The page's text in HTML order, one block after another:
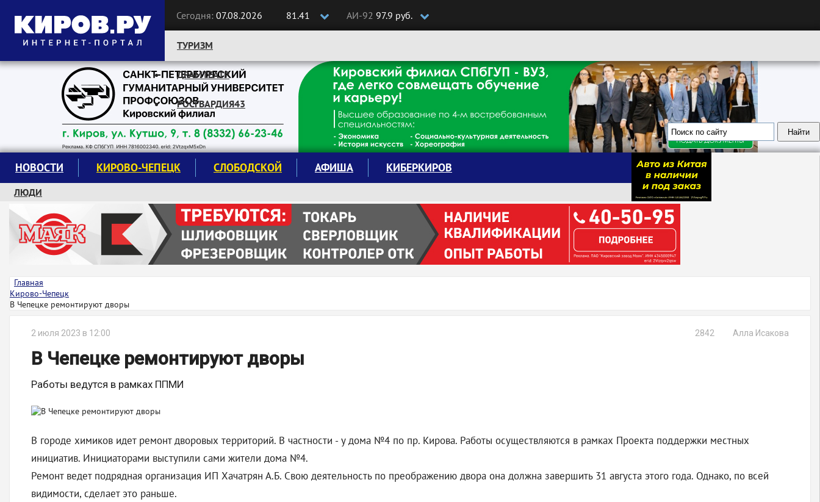
Сегодня: 07.08.2026 81.41 АИ-92 97.9 руб.
Следите за новостями:
ТУРИЗМ
ДРАМТЕАТР
РОСГВАРДИЯ43
НОВОСТИ КИРОВО-ЧЕПЕЦК СЛОБОДСКОЙ АФИША КИБЕРКИРОВ
ЛЮДИ
КРУЖКИ И СЕКЦИИ
ЗАВОДУ "МАЯК" 85 ЛЕТ
ЭКОЛОГИЯ
Главная
Кирово-Чепецк
В Чепецке ремонтируют дворы
2 июля 2023 в 12:00 Алла Исакова
2842
В Чепецке ремонтируют дворы
Работы ведутся в рамках ППМИ
В городе химиков идет ремонт дворовых территорий. В частности - у дома №4 по пр. Кирова. Работы осуществляются в рамках Проекта поддержки местных
инициатив. Инициаторами выступили сами жители дома №4.
Ремонт ведет подрядная организация ИП Хачатрян А.Б. Свою деятельность по преображению двора она должна завершить 31 августа этого года. Однако, по всей
видимости, сделает это раньше.